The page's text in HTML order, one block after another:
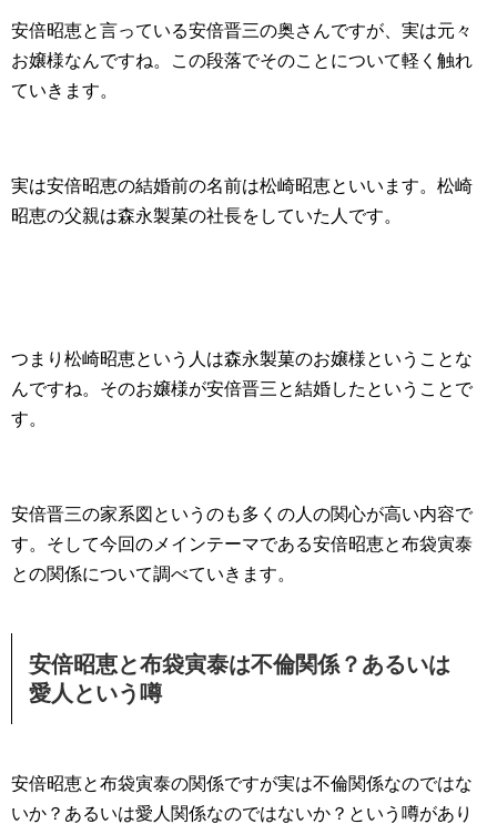
安倍昭恵と言っている安倍晋三の奥さんですが、実は元々
お嬢様なんですね。この段落でそのことについて軽く触れ
ていきます。
実は安倍昭恵の結婚前の名前は松崎昭恵といいます。松崎
昭恵の父親は森永製菓の社長をしていた人です。
つまり松崎昭恵という人は森永製菓のお嬢様ということな
んですね。そのお嬢様が安倍晋三と結婚したということで
す。
安倍晋三の家系図というのも多くの人の関心が高い内容で
す。そして今回のメインテーマである安倍昭恵と布袋寅泰
との関係について調べていきます。
安倍昭恵と布袋寅泰は不倫関係？あるいは
愛人という噂
安倍昭恵と布袋寅泰の関係ですが実は不倫関係なのではな
いか？あるいは愛人関係なのではないか？という噂があり